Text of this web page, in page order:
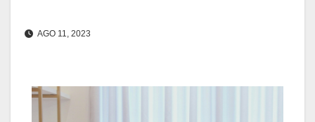
AGO 11, 2023